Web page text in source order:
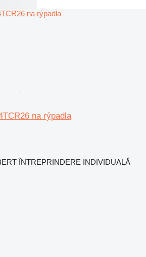
na rýpadla
ÎNTREPRINDERE INDIVIDUALĂ